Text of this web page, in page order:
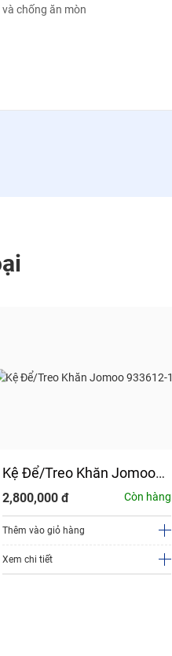
chống ăn mòn
Kệ Để/Treo Khăn Jomoo
933612-1D
2,800,000 đ Còn hàng
Thêm vào giỏ hàng
Xem chi tiết